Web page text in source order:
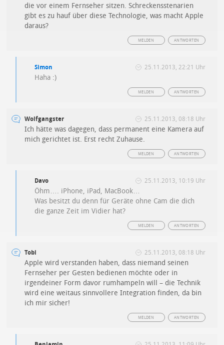
die vor einem Fernseher sitzen. Schreckensstenarien
gibt es zu hauf über diese Technologie, was macht Apple
daraus?
ANTWORTEN
MELDEN
Simon 25.11.2013, 22:21 Uhr
Haha :)
ANTWORTEN
MELDEN
Wolfgangster 25.11.2013, 08:18 Uhr
Ich hätte was dagegen, dass permanent eine Kamera auf
mich gerichtet ist. Erst recht Zuhause.
ANTWORTEN
MELDEN
Davo 25.11.2013, 10:19 Uhr
Öhm…. iPhone, iPad, MacBook…
Was besitzt du denn für Geräte ohne Cam die dich
die ganze Zeit im Vidier hat?
ANTWORTEN
MELDEN
Tobi 25.11.2013, 08:18 Uhr
Apple wird verstanden haben, dass niemand seinen
Fernseher per Gesten bedienen möchte oder in
irgendeiner Form davor rumhampeln will – die Technik
wird eine weitaus sinnvollere Integration finden, da bin
ich mir sicher!
ANTWORTEN
MELDEN